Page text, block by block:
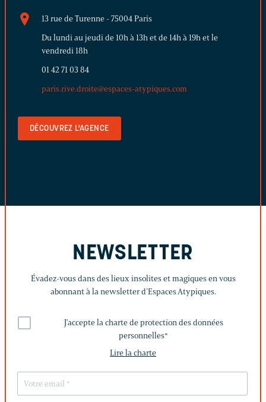
13 rue de Turenne - 75004 Paris
Du lundi au jeudi de 10h à 13h et de 14h à 19h et le
vendredi 18h
01 42 71 03 84
paris.rive.droite@espaces-atypiques.com
DÉCOUVREZ L'AGENCE
NEWSLETTER
Évadez-vous dans des lieux insolites et magiques en vous
abonnant à la newsletter d’Espaces Atypiques.
J'accepte la charte de protection des données
personnelles*
Lire la charte